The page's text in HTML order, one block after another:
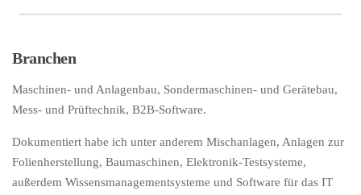
Branchen
Maschinen- und Anlagenbau, Sondermaschinen- und Gerätebau,
Mess- und Prüftechnik, B2B-Software.
Dokumentiert habe ich unter anderem Mischanlagen, Anlagen zur
Folienherstellung, Baumaschinen, Elektronik-Testsysteme,
außerdem Wissensmanagementsysteme und Software für das IT